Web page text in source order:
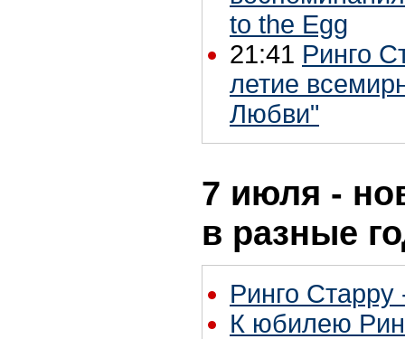
to the Egg
21:41 Ринго
летие
Любви"
7 июля -
в разные
Ринго Старру
К юбилею